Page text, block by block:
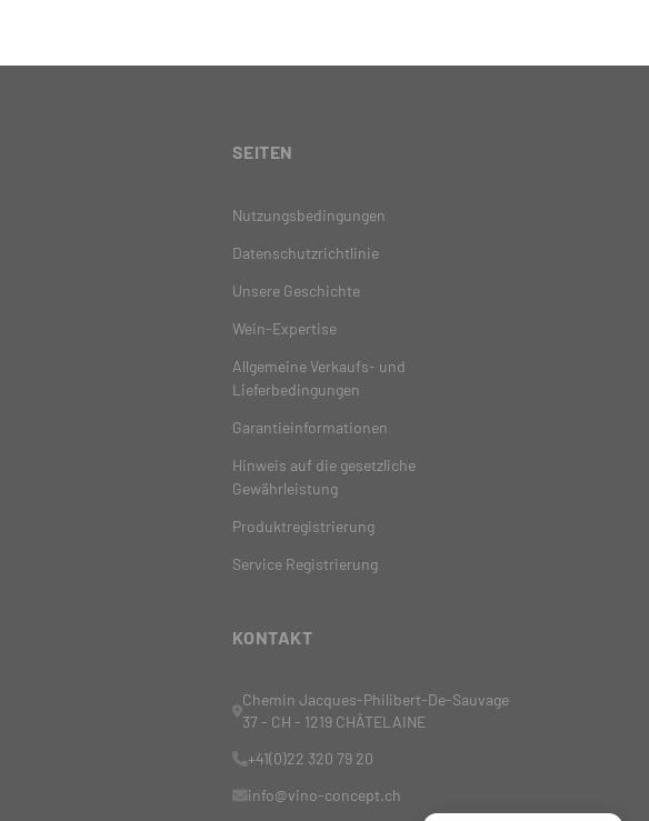
SEITEN
Nutzungsbedingungen
Datenschutzrichtlinie
Unsere Geschichte
Wein-Expertise
Allgemeine Verkaufs- und
Lieferbedingungen
Garantieinformationen
Hinweis auf die gesetzliche
Gewährleistung
Produktregistrierung
Service Registrierung
KONTAKT
Chemin Jacques-Philibert-De-Sauvage
37 - CH - 1219 CHÂTELAINE
+41(0)22 320 79 20
info@vino-concept.ch